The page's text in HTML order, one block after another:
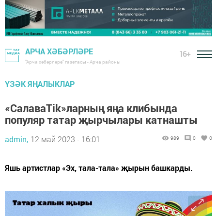
АРЧА ХӘБӘРЛӘРЕ
"Арча хәбәрләре" газетасы - Арча районы
16+
ҮЗӘК ЯҢАЛЫКЛАР
«СалаваTik»ларның яңа клибында
популяр татар җырчылары катнашты
admin, 12 май 2023 - 16:01 989 0 0
Яшь артистлар «Эх, тала-тала» җырын башкарды.